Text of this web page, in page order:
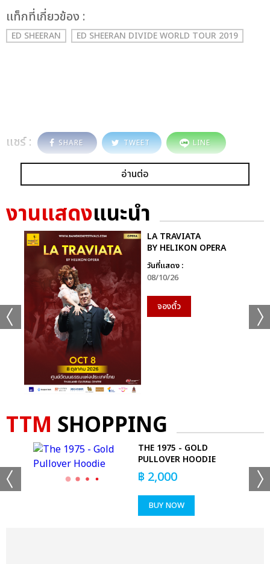
เเท็กที่เกี่ยวข้อง :
ED SHEERAN ED SHEERAN DIVIDE WORLD TOUR 2019
แชร์ : SHARE TWEET LINE
อ่านต่อ
งานแสดงแนะนำ
LA TRAVIATA
BY HELIKON OPERA
วันที่แสดง :
08/10/26
จองตั๋ว
TTM SHOPPING
THE 1975 - GOLD
PULLOVER HOODIE
฿ 2,000
BUY NOW